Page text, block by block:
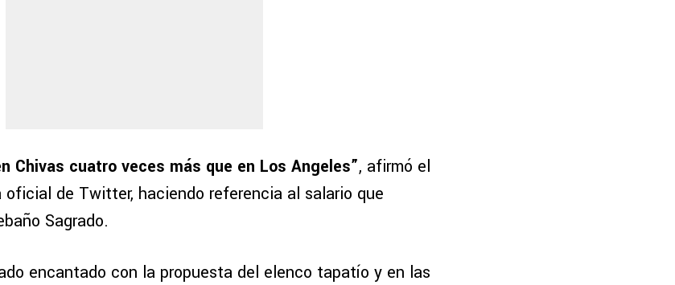
Chivas cuatro veces más que en Los Angeles”, afirmó el
de Twitter, haciendo referencia al salario que
Sagrado.
encantado con la propuesta del elenco tapatío y en las